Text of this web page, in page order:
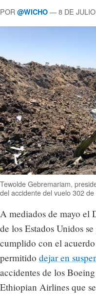
POR @WICHO — 8 DE
Tewolde Gebremariam,
del accidente del vuelo 302
A mediados de mayo el
de los Estados Unidos
cumplido con el
permitido dejar en
accidentes de los
Ethiopian Airlines que